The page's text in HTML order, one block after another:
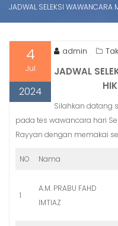
n
JADWAL SELEKSI WAWANCARA
4
Jul
2024
admin
JADWAL
Silahkan datang
pada tes wawancara hari
Rayyan dengan memakai
NO Nama
1
A.M. PRABU FAHD
IMTIAZ